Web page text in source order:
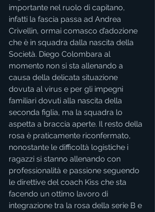
importante nel ruolo di capitano,
infatti la fascia passa ad Andrea
Crivellin, ormai comasco d’adozione
che è in squadra dalla nascita della
Società. Diego Colombara al
momento non si sta allenando a
causa della delicata situazione
dovuta al virus e per gli impegni
familiari dovuti alla nascita della
seconda figlia, ma la squadra lo
aspetta a braccia aperte. Il resto della
rosa è praticamente riconfermato,
nonostante le difficoltà logistiche i
ragazzi si stanno allenando con
professionalità e passione seguendo
le direttive del coach Kiss che sta
facendo un ottimo lavoro di
integrazione tra la rosa della serie B e